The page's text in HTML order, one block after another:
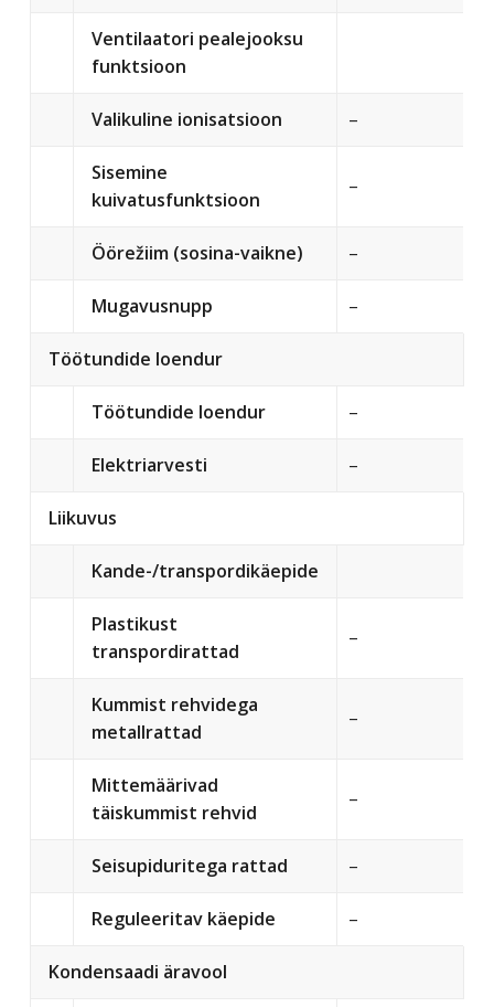
Ventilaatori pealejooksu
funktsioon
Valikuline ionisatsioon –
Sisemine
kuivatusfunktsioon
–
Öörežiim (sosina-vaikne) –
Mugavusnupp –
Töötundide loendur
Töötundide loendur –
Elektriarvesti –
Liikuvus
Kande-/transpordikäepide
Plastikust
transpordirattad
–
Kummist rehvidega
metallrattad
–
Mittemäärivad
täiskummist rehvid
–
Seisupiduritega rattad –
Reguleeritav käepide –
Kondensaadi äravool